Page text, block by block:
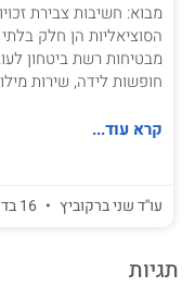
מבוא: חשיבות צבירת
הסוציאליות הן חלק
מבטיחות רשת ביטחון
חופשות לידה, שירות
קרא עוד...
עו''ד שני ברקוביץ
תגיות